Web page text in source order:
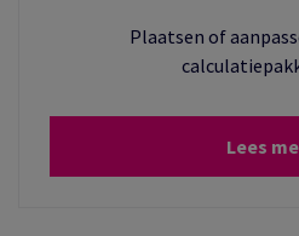
Plaatsen of
Lees